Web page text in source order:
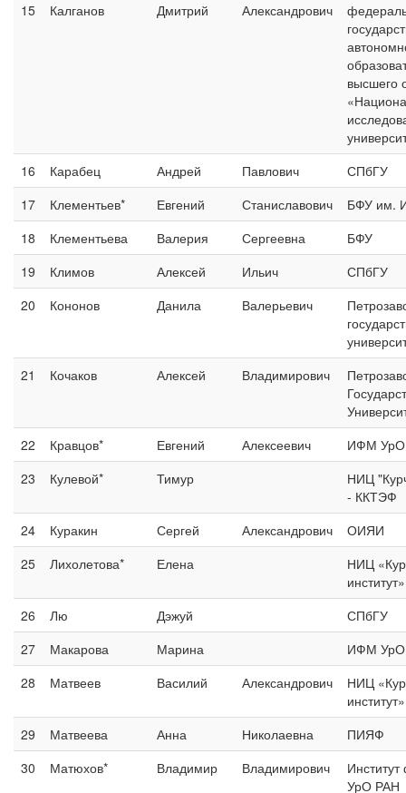
15
Калганов Дмитрий Александрович
высшего
16
Карабец Андрей Павлович
СПбГУ
17
Клементьев* Евгений Станиславович
БФУ им.
18
Клементьева Валерия Сергеевна
БФУ
19
Климов Алексей Ильич
СПбГУ
20
Кононов Данила Валерьевич
21
Кочаков Алексей Владимирович
22
Кравцов* Евгений Алексеевич
ИФМ
23
Кулевой* Тимур
НИЦ
- ККТЭФ
24
Куракин Сергей Александрович
ОИЯИ
25
Лихолетова* Елена
НИЦ
26
Лю Дэжуй
СПбГУ
27
Макарова Марина
ИФМ
28
Матвеев Василий Александрович
НИЦ
29
Матвеева Анна Николаевна
ПИЯФ
30
Матюхов* Владимир Владимирович
УрО РАН